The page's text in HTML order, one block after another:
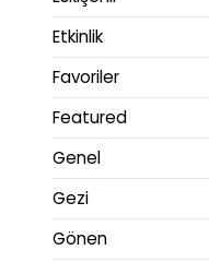
Etkinlik
Favoriler
Featured
Genel
Gezi
Gönen